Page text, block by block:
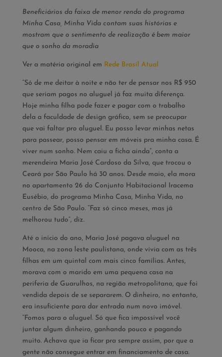
Beneficiários da faixa de menor renda do programa
Minha Casa, Minha Vida contam suas histórias e
mostram que o sentimento de realização é bem maior
que o sonho da moradia
Ver a matéria original em Rede Brasil Atual
“Só de me deitar à noite e não ter de pensar nos R$ 950
que seriam pagos no aluguel já faz muita diferença.
Hoje minha filha pode fazer e pagar com o trabalho
dela a faculdade de design gráfico, sem se preocupar
que vai faltar pro aluguel. Eu posso levar minhas netas
para passear, posso pensar em móveis pra minha casa. É
viver num sonho. Nem caiu a ficha ainda”, conta a
merendeira Maria José Cardoso da Silva, que trocou o
Ceará por São Paulo há 30 anos. Desde maio, ela mora
no apartamento 26 do Conjunto Habitacional Iracema
Eusébio, do programa Minha Casa, Minha Vida, no
centro de São Paulo. “Faz só cinco meses, mas já
melhorou tudo”, diz.
Até o início do ano, Maria José pagava aluguel na
Mooca, na zona leste paulistana, onde vivia com as três
filhas em um quintal com mais cinco famílias. Antes,
morava com o marido em uma pequena casa na
periferia de Guarulhos, na região metropolitana, que foi
vendida depois de se separarem. O dinheiro, no entanto,
era insuficiente para dar entrada num novo imóvel.
“Fomos para o aluguel. Só que fica impossível você
juntar algum dinheiro, ganhando pouco e pagando
muito. Achava que ia ficar pra sempre assim, por que a
gente não consegue entrar em financiamento de casa.